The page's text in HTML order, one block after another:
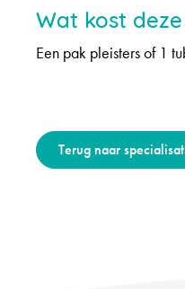
Wat kost
Een pak pleisters of 1
Terug naar